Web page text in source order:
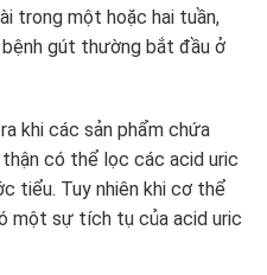
trong một hoặc hai tuần,
gút thường bắt đầu ở
khi các sản phẩm chứa
có thể lọc các acid uric
tiểu. Tuy nhiên khi cơ thể
một sự tích tụ của acid uric